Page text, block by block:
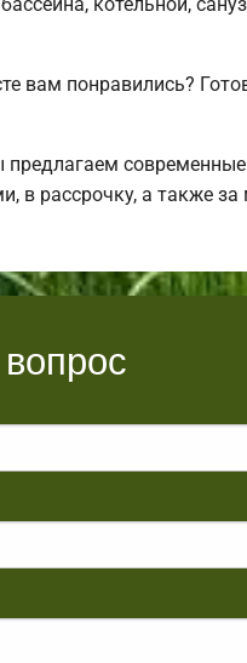
вам понравились?
в рассрочку, а также за